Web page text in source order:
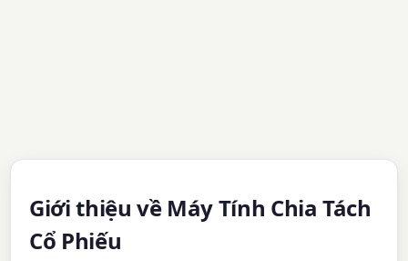
Giới thiệu về Máy Tính Chia Tách
Cổ Phiếu